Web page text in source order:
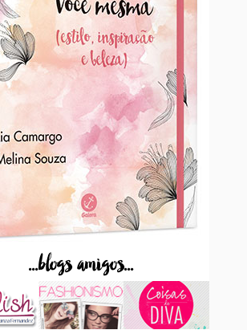
...blogs amigos...